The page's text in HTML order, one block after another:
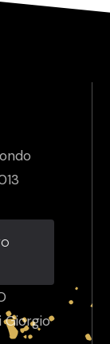
Giorgio